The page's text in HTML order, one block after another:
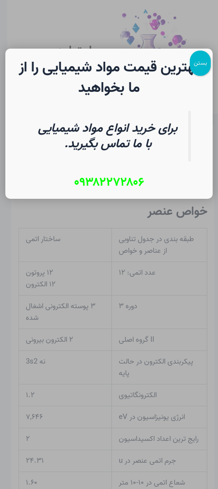
سایت لرن
شیمی
منیزیم در شیمی | فرهنگ لغت
Christopher J. Ziegler
خواص عنصر
طبقه بندی در جدول تناوبی
از عناصر و خواص
ساختار اتمی
عدد اتمی: ۱۲
۱۲ پروتون
۱۲ الکترون
دوره ۳
۳ پوسته الکترونی اشغال
شده
II گروه اصلی
۲ الکترون بیرونی
پیکربندی الکترون در حالت
پایه
نه 3s2
الکترونگاتیوی
۱.۲
انرژی یونیزاسیون در eV
۷,۶۴۶
رایج ترین اعداد اکسیداسیون
۲
جرم اتمی عنصر در u
۲۴.۳۱
شعاع اتمی در ۱۰-۱۰ متر
۱.۶۰
بهترین قیمت مواد شیمیایی را از
ما بخواهید
برای خرید انواع مواد شیمیایی
با ما تماس بگیرید.
۰۹۳۸۲۲۷۲۸۰۶
بستن